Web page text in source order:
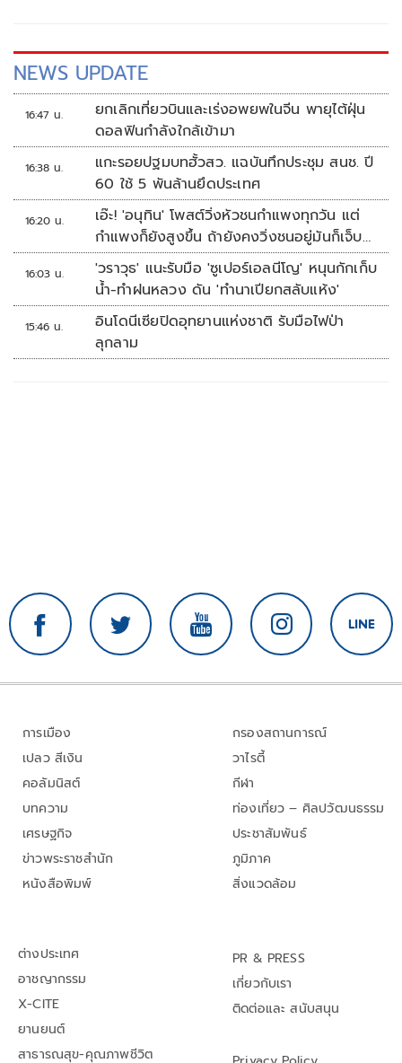
NEWS UPDATE
16:47 น.
ยกเลิกเที่ยวบินและเร่งอพยพในจีน พายุไต้ฝุ่น
ดอลฟินกำลังใกล้เข้ามา
16:38 น.
แกะรอยปฐมบทฮั้วสว. แฉบันทึกประชุม สนช. ปี
60 ใช้ 5 พันล้านยึดประเทศ
16:20 น.
เอ๊ะ! 'อนุทิน' โพสต์วิ่งหัวชนกำแพงทุกวัน แต่
กำแพงก็ยังสูงขึ้น ถ้ายังคงวิ่งชนอยู่มันก็เจ็บ
หัวอีก
16:03 น.
'วราวุธ' แนะรับมือ 'ซูเปอร์เอลนีโญ' หนุนกักเก็บ
น้ำ-ทำฝนหลวง ดัน 'ทำนาเปียกสลับแห้ง'
15:46 น.
อินโดนีเซียปิดอุทยานแห่งชาติ รับมือไฟป่า
ลุกลาม
การเมือง
เปลว สีเงิน
คอลัมนิสต์
บทความ
เศรษฐกิจ
ข่าวพระราชสำนัก
หนังสือพิมพ์
กรองสถานการณ์
วาไรตี้
กีฬา
ท่องเที่ยว – ศิลปวัฒนธรรม
ประชาสัมพันธ์
ภูมิภาค
สิ่งแวดล้อม
ต่างประเทศ
อาชญากรรม
X-CITE
ยานยนต์
สาธารณสุข-คุณภาพชีวิต
PR & PRESS
เกี่ยวกับเรา
ติดต่อและ สนับสนุน